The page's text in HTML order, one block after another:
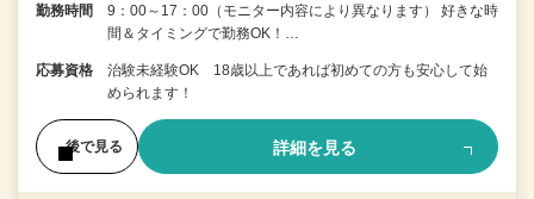
勤務時間
9：00～17：00（モニター内容により異なります） 好きな時
間＆タイミングで勤務OK！…
応募資格
治験未経験OK 18歳以上であれば初めての方も安心して始
められます！
後で見る 詳細を見る